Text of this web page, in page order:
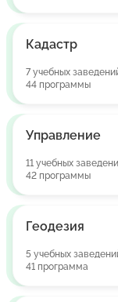
Кадастр
7 учебных
44 программы
Управление
11 учебных
42 программы
Геодезия
5 учебных
41 программа